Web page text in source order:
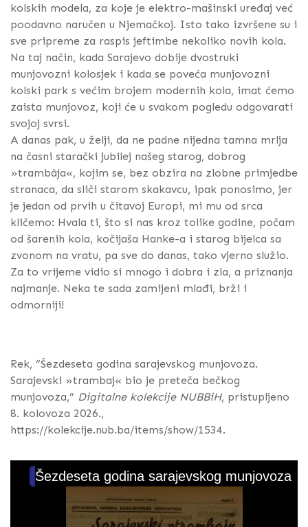
kolskih modela, za koje je elektro-mašinski uređaj već
poodavno naručen u Njemačkoj. Isto tako izvršene su i
sve pripreme za raspis jeftimbe nekoliko novih kola.
Na taj način, kada Sarajevo dobije dvostruki
munjovozni kolosjek i kada se poveća munjovozni
kolski park s većim brojem modernih kola, imat ćemo
zaista munjovoz, koji će u svakom pogledu odgovarati
svojoj svrsi.
A danas pak, u želji, da ne padne nijedna tamna mrlja
na časni starački jubilej našeg starog, dobrog
»trambâja«, kojim se, bez obzira na zlobne primjedbe
stranaca, da sliči starom skakavcu, ipak ponosimo, jer
je jedan od prvih u čitavoj Europi, mi mu od srca
kličemo: Hvala ti, što si nas kroz tolike godine, počam
od šarenih kola, kočijaša Hanke-a i starog bijelca sa
zvonom na vratu, pa sve do danas, tako vjerno služio.
Za to vrijeme vidio si mnogo i dobra i zla, a priznanja
najmanje. Neka te sada zamijeni mlađi, brži i
odmorniji!
Rek, “Šezdeseta godina sarajevskog munjovoza.
Sarajevski »trambaj« bio je preteča bečkog
munjovoza,” Digitalne kolekcije NUBBiH, pristupljeno
8. kolovoza 2026.,
https://kolekcije.nub.ba/items/show/1534.
Šezdeseta godina sarajevskog munjovoza.